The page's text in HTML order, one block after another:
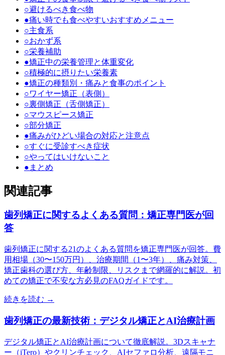
○避けるべき食べ物
●痛い時でも食べやすいおすすめメニュー
○主食系
○おかず系
○栄養補助
●矯正中の栄養管理と体重変化
○積極的に摂りたい栄養素
●矯正の種類別・痛みと食事のポイント
○ワイヤー矯正（表側）
○裏側矯正（舌側矯正）
○マウスピース矯正
○部分矯正
●痛みがひどい場合の対応と注意点
○すぐに受診すべき症状
○やってはいけないこと
● まとめ
関連記事
歯列矯正に関するよくある質問：矯正専門医が回
答
歯列矯正に関する21のよくある質問を矯正専門医が回答。費
用相場（30〜150万円）、治療期間（1〜3年）、痛み対策、
矯正歯科の選び方、年齢制限、リスクまで網羅的に解説。初
めての矯正で不安な方必見のFAQガイドです。
続きを読む →
歯列矯正の最新技術：デジタル矯正とAI治療計画
デジタル矯正とAI治療計画について徹底解説。3Dスキャナ
ー（iTero）やクリンチェック、AIセファロ分析、遠隔モニ